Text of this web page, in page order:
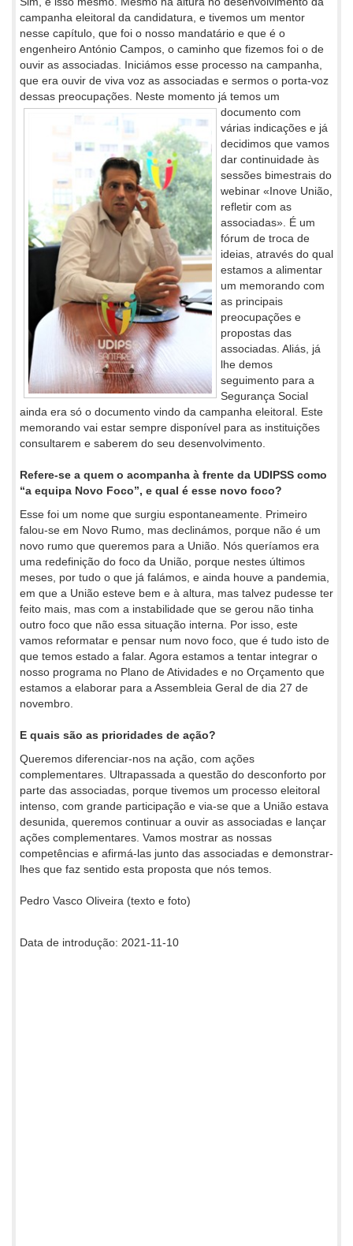
campanha eleitoral da candidatura, e tivemos um mentor
nesse capítulo, que foi o nosso mandatário e que é o
engenheiro António Campos, o caminho que fizemos foi o de
ouvir as associadas. Iniciámos esse processo na campanha,
que era ouvir de viva voz as associadas e sermos o porta-voz
dessas preocupações. Neste momento já temos um
documento com
várias indicações e já
decidimos que vamos
dar continuidade às
sessões bimestrais do
webinar «Inove União,
refletir com as
associadas». É um
fórum de troca de
ideias, através do qual
estamos a alimentar
um memorando com
as principais
preocupações e
propostas das
associadas. Aliás, já
lhe demos
seguimento para a
Segurança Social
ainda era só o documento vindo da campanha eleitoral. Este
memorando vai estar sempre disponível para as instituições
consultarem e saberem do seu desenvolvimento.
Refere-se a quem o acompanha à frente da UDIPSS como
“a equipa Novo Foco”, e qual é esse novo foco?
Esse foi um nome que surgiu espontaneamente. Primeiro
falou-se em Novo Rumo, mas declinámos, porque não é um
novo rumo que queremos para a União. Nós queríamos era
uma redefinição do foco da União, porque nestes últimos
meses, por tudo o que já falámos, e ainda houve a pandemia,
em que a União esteve bem e à altura, mas talvez pudesse ter
feito mais, mas com a instabilidade que se gerou não tinha
outro foco que não essa situação interna. Por isso, este
vamos reformatar e pensar num novo foco, que é tudo isto de
que temos estado a falar. Agora estamos a tentar integrar o
nosso programa no Plano de Atividades e no Orçamento que
estamos a elaborar para a Assembleia Geral de dia 27 de
novembro.
E quais são as prioridades de ação?
Queremos diferenciar-nos na ação, com ações
complementares. Ultrapassada a questão do desconforto por
parte das associadas, porque tivemos um processo eleitoral
intenso, com grande participação e via-se que a União estava
desunida, queremos continuar a ouvir as associadas e lançar
ações complementares. Vamos mostrar as nossas
competências e afirmá-las junto das associadas e demonstrar-
lhes que faz sentido esta proposta que nós temos.
Pedro Vasco Oliveira (texto e foto)
Data de introdução: 2021-11-10